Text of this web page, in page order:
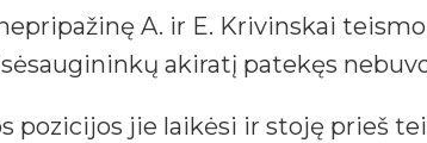
A. ir E. Krivinskai
akiratį patekęs
pozicijos jie laikėsi ir stoję prieš